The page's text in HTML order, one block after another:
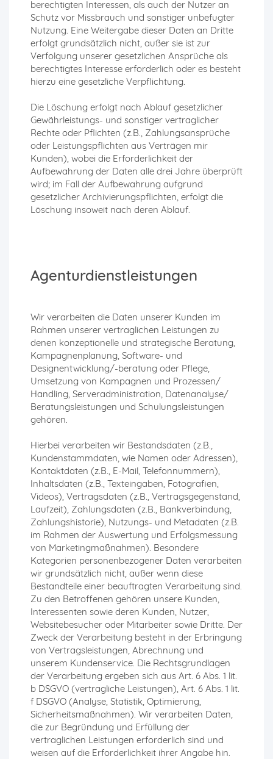
berechtigten Interessen, als auch der Nutzer an
Schutz vor Missbrauch und sonstiger unbefugter
Nutzung. Eine Weitergabe dieser Daten an Dritte
erfolgt grundsätzlich nicht, außer sie ist zur
Verfolgung unserer gesetzlichen Ansprüche als
berechtigtes Interesse erforderlich oder es besteht
hierzu eine gesetzliche Verpflichtung.
Die Löschung erfolgt nach Ablauf gesetzlicher
Gewährleistungs- und sonstiger vertraglicher
Rechte oder Pflichten (z.B., Zahlungsansprüche
oder Leistungspflichten aus Verträgen mir
Kunden), wobei die Erforderlichkeit der
Aufbewahrung der Daten alle drei Jahre überprüft
wird; im Fall der Aufbewahrung aufgrund
gesetzlicher Archivierungspflichten, erfolgt die
Löschung insoweit nach deren Ablauf.
Agenturdienstleistungen
Wir verarbeiten die Daten unserer Kunden im
Rahmen unserer vertraglichen Leistungen zu
denen konzeptionelle und strategische Beratung,
Kampagnenplanung, Software- und
Designentwicklung/-beratung oder Pflege,
Umsetzung von Kampagnen und Prozessen/
Handling, Serveradministration, Datenanalyse/
Beratungsleistungen und Schulungsleistungen
gehören.
Hierbei verarbeiten wir Bestandsdaten (z.B.,
Kundenstammdaten, wie Namen oder Adressen),
Kontaktdaten (z.B., E-Mail, Telefonnummern),
Inhaltsdaten (z.B., Texteingaben, Fotografien,
Videos), Vertragsdaten (z.B., Vertragsgegenstand,
Laufzeit), Zahlungsdaten (z.B., Bankverbindung,
Zahlungshistorie), Nutzungs- und Metadaten (z.B.
im Rahmen der Auswertung und Erfolgsmessung
von Marketingmaßnahmen). Besondere
Kategorien personenbezogener Daten verarbeiten
wir grundsätzlich nicht, außer wenn diese
Bestandteile einer beauftragten Verarbeitung sind.
Zu den Betroffenen gehören unsere Kunden,
Interessenten sowie deren Kunden, Nutzer,
Websitebesucher oder Mitarbeiter sowie Dritte. Der
Zweck der Verarbeitung besteht in der Erbringung
von Vertragsleistungen, Abrechnung und
unserem Kundenservice. Die Rechtsgrundlagen
der Verarbeitung ergeben sich aus Art. 6 Abs. 1 lit.
b DSGVO (vertragliche Leistungen), Art. 6 Abs. 1 lit.
f DSGVO (Analyse, Statistik, Optimierung,
Sicherheitsmaßnahmen). Wir verarbeiten Daten,
die zur Begründung und Erfüllung der
vertraglichen Leistungen erforderlich sind und
weisen auf die Erforderlichkeit ihrer Angabe hin.